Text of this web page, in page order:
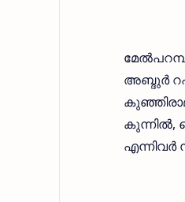
അബ്ദുര്‍
കുന്നില്‍,
എന്നിവര്‍